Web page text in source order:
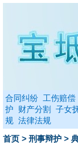
合同纠纷 工伤赔偿
护
财产分割 子女
规 法律法规
首页 > 刑事辩护 >